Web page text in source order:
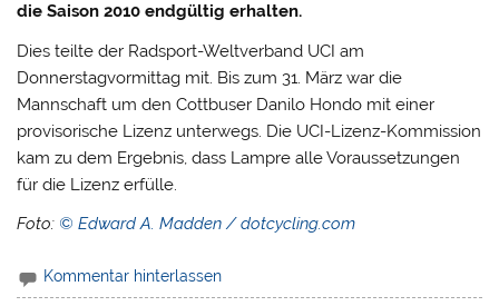
die Saison 2010 endgültig erhalten.
Dies teilte der Radsport-Weltverband UCI am
Donnerstagvormittag mit. Bis zum 31. März war die
Mannschaft um den Cottbuser Danilo Hondo mit einer
provisorische Lizenz unterwegs. Die UCI-Lizenz-Kommission
kam zu dem Ergebnis, dass Lampre alle Voraussetzungen
für die Lizenz erfülle.
Foto: © Edward A. Madden / dotcycling.com
Kommentar hinterlassen